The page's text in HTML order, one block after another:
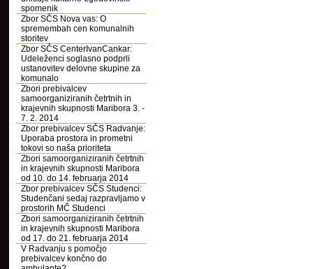
spomenik
Zbor SČS Nova vas: O
spremembah cen komunalnih
storitev
Zbor SČS CenterIvanCankar:
Udeleženci soglasno podprli
ustanovitev delovne skupine za
komunalo
Zbori prebivalcev
samoorganiziranih četrtnih in
krajevnih skupnosti Maribora 3. -
7. 2. 2014
Zbor prebivalcev SČS Radvanje:
Uporaba prostora in prometni
tokovi so naša prioriteta
Zbori samoorganiziranih četrtnih
in krajevnih skupnosti Maribora
od 10. do 14. februarja 2014
Zbor prebivalcev SČS Studenci:
Studenčani sedaj razpravljamo v
prostorih MČ Studenci
Zbori samoorganiziranih četrtnih
in krajevnih skupnosti Maribora
od 17. do 21. februarja 2014
V Radvanju s pomočjo
prebivalcev končno do